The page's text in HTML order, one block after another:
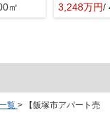
㎡
3,248万円/
覧 >
【飯塚市アパート売